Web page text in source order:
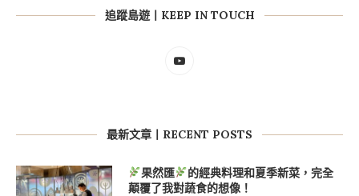
追蹤島遊丨KEEP IN TOUCH
最新文章丨RECENT POSTS
果然匯
的經典料理和夏季新菜，完全
顛覆了我對蔬食的想像！